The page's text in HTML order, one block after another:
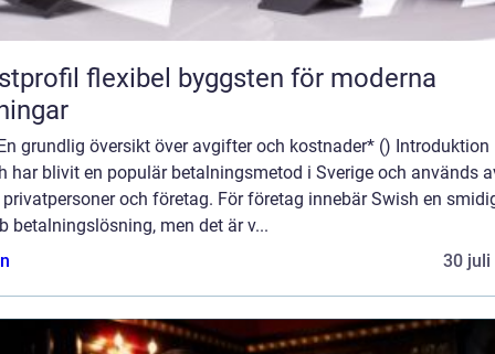
byggsten för moderna
grundlig översikt över avgifter och kostnader* () Introduktion
har blivit en populär betalningsmetod i Sverige och används
och företag. För företag innebär Swish en
betalningslösning, men det är v...
30 juli